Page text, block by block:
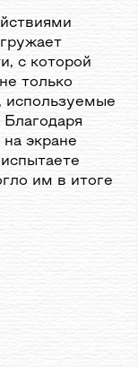
с которой
только
используемые
экране
им в итоге